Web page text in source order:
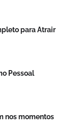
para Atrair
Pessoal
nos momentos